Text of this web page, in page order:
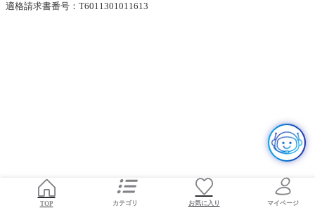
適格請求書番号：T6011301011613
TOP お気に入り